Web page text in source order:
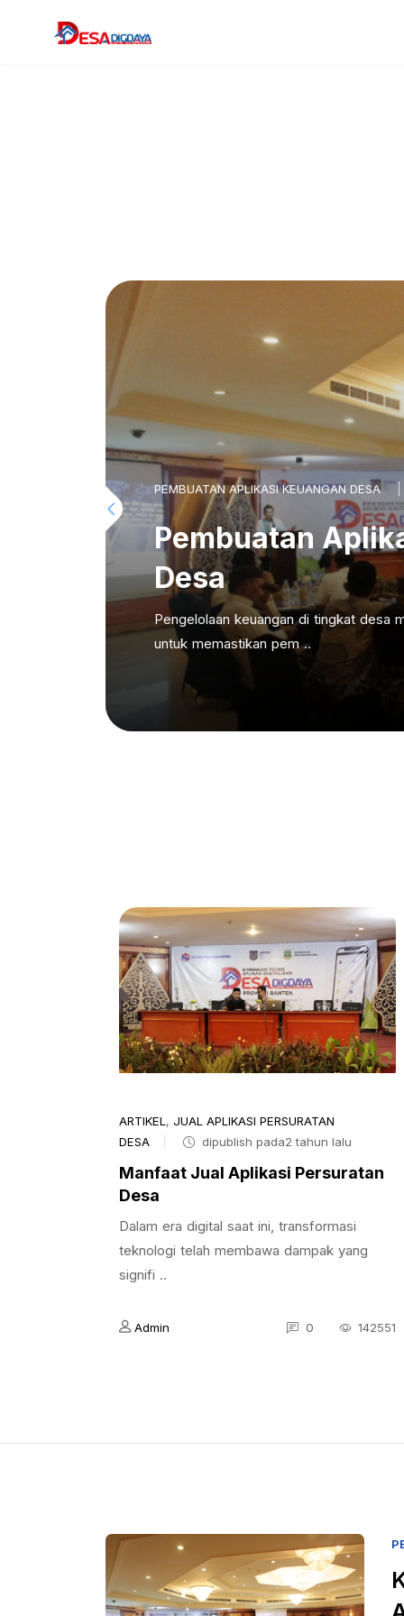
PEMBUATAN APLIKASI KEUANGAN DESA
Pembuatan
Desa
Pengelolaan keuangan di tingkat desa
untuk memastikan pem ..
ARTIKEL , JUAL APLIKASI PERSURATAN
DESA
dipublish pada2 tahun lalu
Manfaat Jual Aplikasi Persuratan
Desa
Dalam era digital saat ini, transformasi
teknologi telah membawa dampak yang
signifi ..
Admin 0 142551